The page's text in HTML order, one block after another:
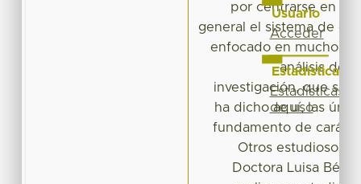
por centrarse en
general el sistema de
enfocado en muchos
análisis de
investigación, que son
ha dicho aquí, las
fundamento de
Otros estudiosos
Doctora Luisa
Usuario
Acceder
Estadísticas
Estadísticas
de uso